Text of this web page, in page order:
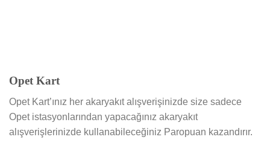
Opet Kart
Opet Kart’ınız her akaryakıt alışverişinizde size sadece
Opet istasyonlarından yapacağınız akaryakıt
alışverişlerinizde kullanabileceğiniz Paropuan kazandırır.